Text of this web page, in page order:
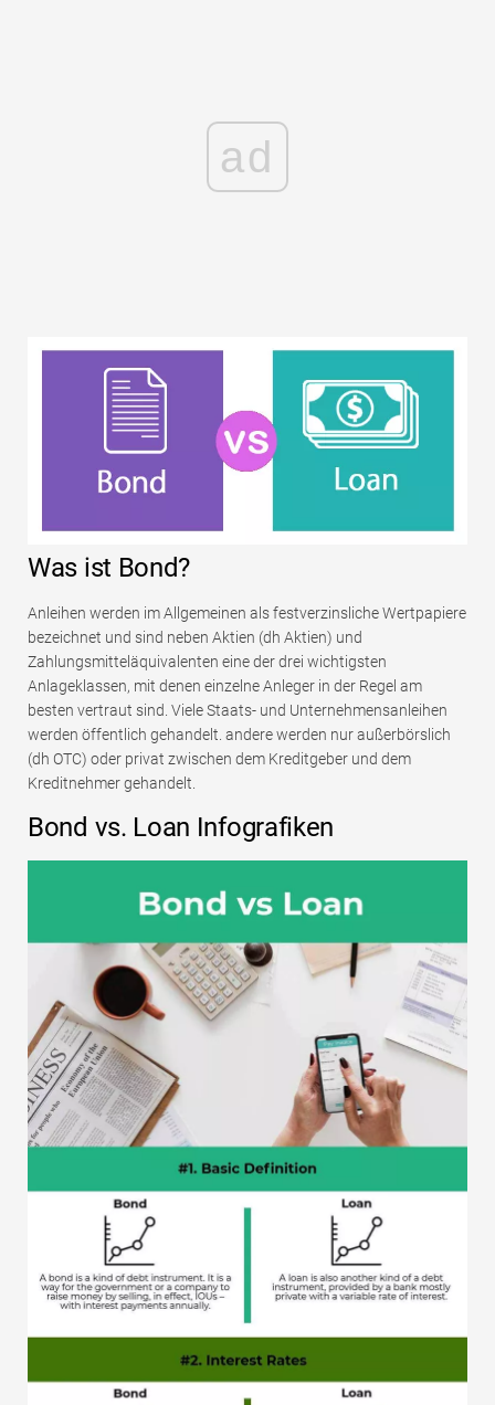
ad
Was ist Bond?
Anleihen werden im Allgemeinen als festverzinsliche Wertpapiere
bezeichnet und sind neben Aktien (dh Aktien) und
Zahlungsmitteläquivalenten eine der drei wichtigsten
Anlageklassen, mit denen einzelne Anleger in der Regel am
besten vertraut sind. Viele Staats- und Unternehmensanleihen
werden öffentlich gehandelt. andere werden nur außerbörslich
(dh OTC) oder privat zwischen dem Kreditgeber und dem
Kreditnehmer gehandelt.
Bond vs. Loan Infografiken